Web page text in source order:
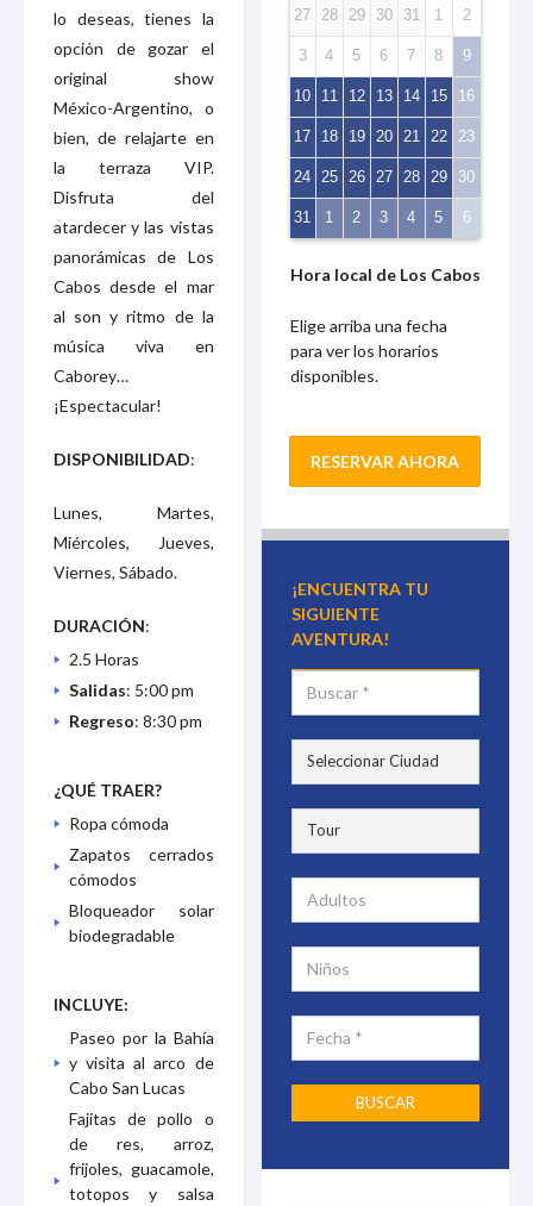
lo deseas, tienes la
opción de gozar el
original show
México-Argentino, o
bien, de relajarte en
la terraza VIP.
Disfruta del
atardecer y las vistas
panorámicas de Los
Cabos desde el mar
al son y ritmo de la
música viva en
Caborey…
¡Espectacular!
DISPONIBILIDAD:
Lunes, Martes,
Miércoles, Jueves,
Viernes, Sábado.
DURACIÓN:
2.5 Horas
Salidas: 5:00 pm
Regreso: 8:30 pm
¿QUÉ TRAER?
Ropa cómoda
Zapatos cerrados
cómodos
Bloqueador solar
biodegradable
INCLUYE:
Paseo por la Bahía
y visita al arco de
Cabo San Lucas
Fajitas de pollo o
de res, arroz,
frijoles, guacamole,
totopos y salsa
27 28 29 30 31 1 2
3 4 5 6 7 8 9
10 11 12 13 14 15 16
17 18 19 20 21 22 23
24 25 26 27 28 29 30
31 1 2 3 4 5 6
Hora local de Los Cabos
Elige arriba una fecha
para ver los horarios
disponibles.
RESERVAR AHORA
¡ENCUENTRA TU
SIGUIENTE
AVENTURA!